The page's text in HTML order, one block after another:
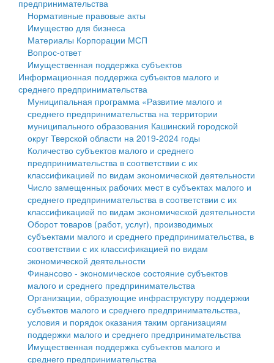
Государственные услуги
Промышленность и АПК
Экономика и бизнес
...
Символика
Устав
Гостям округа
Туризм
Культура
Образование
Здравоохранение
Социальная защита
Фотоальбом
муниципального округа Тверской области
Администрация Кашинского муниципального округа
Тверской области
Управление сельскими территориями
Открытые данные
Работа с обращениями граждан
Муниципальный контроль
Муниципальные услуги
Проекты административных регламентов
Антимонопольный комплаенс
Противодействие коррупции
Финансовое управление
Бюджет для граждан
Имущество
Выявление правообладателей ранее учтенных
объектов недвижимости
Имущественная поддержка субъектов малого и
среднего предпринимательства
Информационная поддержка субъектов малого и
среднего предпринимательства
Муниципальные программы
Контрольно-счетная палата
Персональные данные
Оценка регулирующего воздействия
Деятельность МУ
предпринимательства
Нормативные правовые акты
Имущество для бизнеса
Материалы Корпорации МСП
Вопрос-ответ
Имущественная поддержка субъектов
Информационная поддержка субъектов малого и
среднего предпринимательства
Муниципальная программа «Развитие малого и
среднего предпринимательства на территории
муниципального образования Кашинский городской
округ Тверской области на 2019-2024 годы
Количество субъектов малого и среднего
предпринимательства в соответствии с их
классификацией по видам экономической деятельности
Число замещенных рабочих мест в субъектах малого и
среднего предпринимательства в соответствии с их
классификацией по видам экономической деятельности
Оборот товаров (работ, услуг), производимых
субъектами малого и среднего предпринимательства, в
соответствии с их классификацией по видам
экономической деятельности
Финансово - экономическое состояние субъектов
малого и среднего предпринимательства
Организации, образующие инфраструктуру поддержки
субъектов малого и среднего предпринимательства,
условия и порядок оказания таким организациям
поддержки малого и среднего предпринимательства
Имущественная поддержка субъектов малого и
среднего предпринимательства